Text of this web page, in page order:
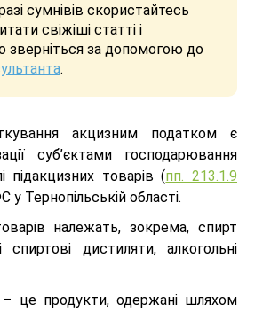
сумнівів скористайтесь
свіжіші статті і
зверніться за допомогою до
.
акцизним податком є
суб’єктами господарювання
підакцизних товарів (пп. 213.1.9
у Тернопільській області.
належать, зокрема, спирт
дистиляти, алкогольні
це продукти, одержані шляхом